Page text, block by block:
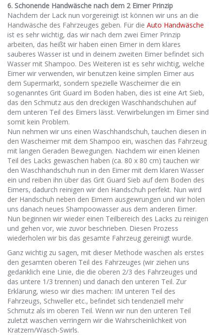
6. Schonende Handwäsche nach dem 2 Eimer Prinzip
Nachdem der Lack nun vorgereinigt ist können wir uns an die
Handwäsche des Fahrzeuges geben. Für die Auto Handwäsche
ist es sehr wichtig, das wir nach dem zwei Eimer Prinzip
arbeiten, das heißt wir haben einen Eimer in dem klares
sauberes Wasser ist und in deinem zweiten Eimer befindet sich
Wasser mit Shampoo. Des Weiteren ist es sehr wichtig, welche
Eimer wir verwenden, wir benutzen keine simplen Eimer aus
dem Supermarkt, sondern spezielle Wascheimer die ein
sogenanntes Grit Guard im Boden haben, dies ist eine Art Sieb,
das den Schmutz aus den dreckigen Waschhandschuhen auf
dem unteren Teil des Eimers lässt. Verwirbelungen im Eimer sind
somit kein Problem.
Nun nehmen wir uns einen Waschhandschuh, tauchen diesen in
den Wascheimer mit dem Shampoo ein, waschen das Fahrzeug
mit langen Geraden Bewegungen. Nachdem wir einen kleinen
Teil des Lacks gewaschen haben (ca. 80 x 80 cm) tauchen wir
den Waschhandschuh nun in den Eimer mit dem klaren Wasser
ein und reiben ihn über das Grit Guard Sieb auf dem Boden des
Eimers, dadurch reinigen wir den Handschuh perfekt. Nun wird
der Handschuh neben den Eimern ausgewrungen und wir holen
uns danach neues Shampoowasser aus dem anderen Eimer.
Nun beginnen wir wieder einen Teilbereich des Lacks zu reinigen
und gehen vor, wie zuvor beschrieben. Diesen Prozess
wiederholen wir bis das gesamte Fahrzeug gereinigt wurde.
Ganz wichtig zu sagen, mit dieser Methode waschen als erstes
den gesamten oberen Teil des Fahrzeuges (wir ziehen uns
gedanklich eine Linie, die die oberen 2/3 des Fahrzeuges und
das untere 1/3 trennen) und danach den unteren Teil. Zur
Erklärung, wieso wir dies machen: IM unteren Teil des
Fahrzeugs, Schweller etc., befindet sich tendenziell mehr
Schmutz als im oberen Teil. Wenn wir nun den unteren Teil
zuletzt waschen verringern wir die Wahrscheinlichkeit von
Kratzern/Wasch-Swirls.